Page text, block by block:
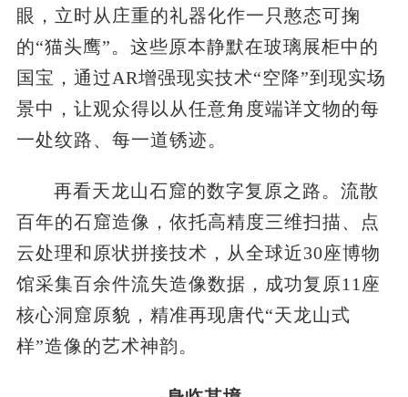
眼，立时从庄重的礼器化作一只憨态可掬
的“猫头鹰”。这些原本静默在玻璃展柜中的
国宝，通过AR增强现实技术“空降”到现实场
景中，让观众得以从任意角度端详文物的每
一处纹路、每一道锈迹。
再看天龙山石窟的数字复原之路。流散
百年的石窟造像，依托高精度三维扫描、点
云处理和原状拼接技术，从全球近30座博物
馆采集百余件流失造像数据，成功复原11座
核心洞窟原貌，精准再现唐代“天龙山式
样”造像的艺术神韵。